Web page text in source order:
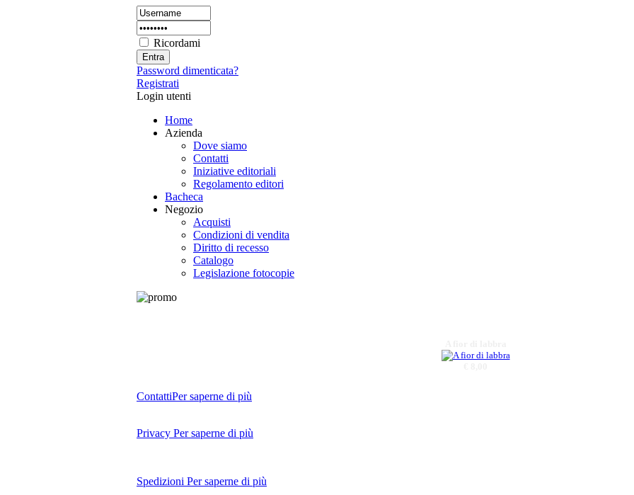
Ricordami
Password dimenticata?
Registrati
Login utenti
Home
Azienda
Dove siamo
Contatti
Iniziative editoriali
Regolamento editori
Bacheca
Negozio
Acquisti
Condizioni di vendita
Diritto di recesso
Catalogo
Legislazione fotocopie
€ 8,00
ContattiPer saperne di più
Privacy Per saperne di più
Spedizioni Per saperne di più